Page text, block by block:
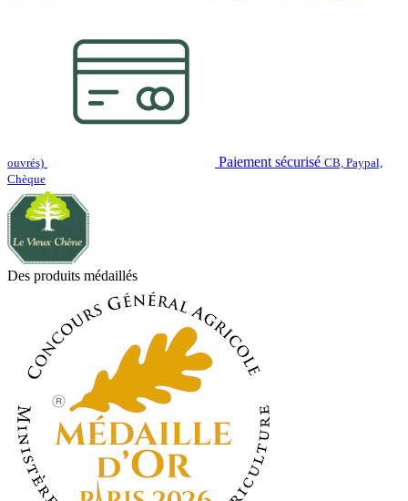
ouvrés) Paiement sécurisé CB, Paypal,
Chèque
Des produits médaillés